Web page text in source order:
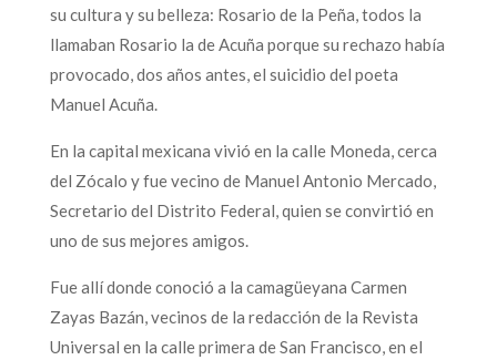
su cultura y su belleza: Rosario de la Peña, todos la
llamaban Rosario la de Acuña porque su rechazo había
provocado, dos años antes, el suicidio del poeta
Manuel Acuña.
En la capital mexicana vivió en la calle Moneda, cerca
del Zócalo y fue vecino de Manuel Antonio Mercado,
Secretario del Distrito Federal, quien se convirtió en
uno de sus mejores amigos.
Fue allí donde conoció a la camagüeyana Carmen
Zayas Bazán, vecinos de la redacción de la Revista
Universal en la calle primera de San Francisco, en el